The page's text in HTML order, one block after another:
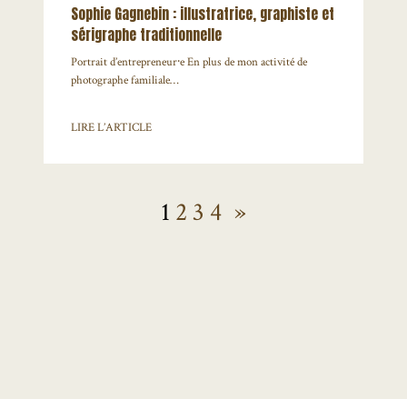
Sophie Gagnebin : illustratrice, graphiste et
sérigraphe traditionnelle
Portrait d’entrepreneur⸱e En plus de mon activité de
photographe familiale…
LIRE L’ARTICLE
1 23 4 »